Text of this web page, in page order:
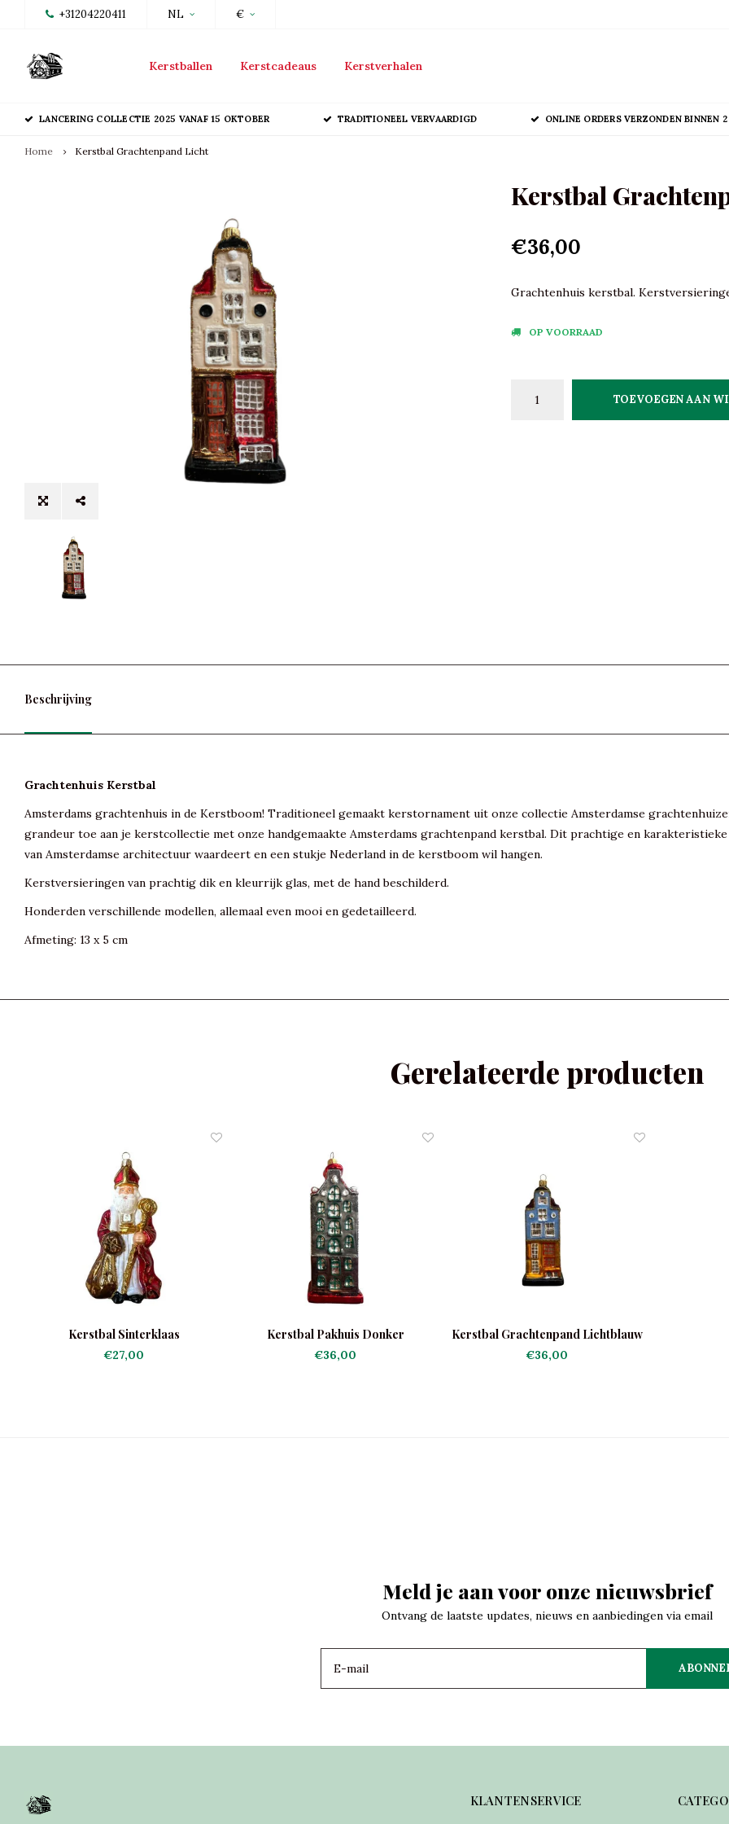
+31204220411 NL €
Kerstballen Kerstcadeaus Kerstverhalen
LANCERING COLLECTIE 2025 VANAF 15 OKTOBER TRADITIONEEL VERVAARDIGD ONLINE ORDERS VERZONDEN BINNEN
Home Kerstbal Grachtenpand Licht
Kerstbal
€36,00
Grachtenhuis kerstbal.
OP VOORRAAD
TOEVOEGEN AAN
Beschrijving
Grachtenhuis Kerstbal
Amsterdams grachtenhuis in de Kerstboom! Traditioneel gemaakt kerstornament uit onze collectie Amsterdamse
grandeur toe aan je kerstcollectie met onze handgemaakte Amsterdams grachtenpand kerstbal. Dit prachtige en
van Amsterdamse architectuur waardeert en een stukje Nederland in de kerstboom wil hangen.
Kerstversieringen van prachtig dik en kleurrijk glas, met de hand beschilderd.
Honderden verschillende modellen, allemaal even mooi en gedetailleerd.
Afmeting: 13 x 5 cm
Gerelateerde producten
Kerstbal Sinterklaas
€27,00
Kerstbal Pakhuis Donker
€36,00
Kerstbal Grachtenpand Lichtblauw
€36,00
Meld je aan voor onze nieuwsbrief
Ontvang de laatste updates, nieuws en aanbiedingen via email
KLANTENSERVICE